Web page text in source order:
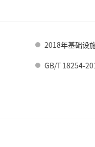
2018年基础设
GB/T 18254-